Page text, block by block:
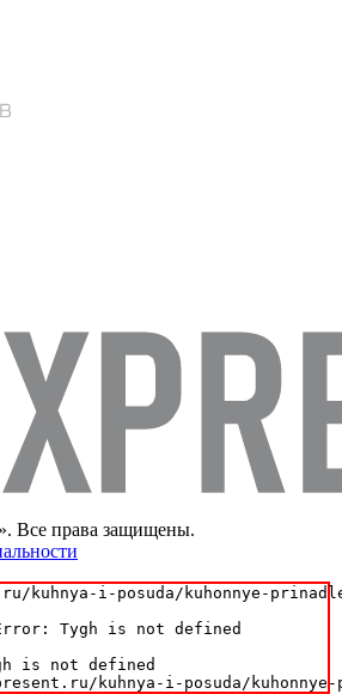
Все права защищены.
kuhnya-i-posuda/kuhonnye-
Tygh is not defined
is not defined
kuhnya-i-posuda/